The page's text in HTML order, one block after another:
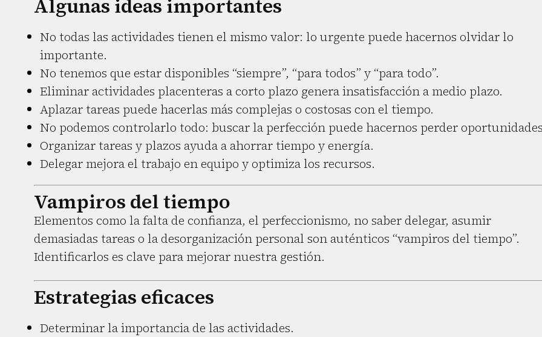
Algunas ideas importantes
No todas las actividades tienen el mismo valor: lo urgente puede hacernos olvidar lo
importante.
No tenemos que estar disponibles “siempre”, “para todos” y “para todo”.
Eliminar actividades placenteras a corto plazo genera insatisfacción a medio plazo.
Aplazar tareas puede hacerlas más complejas o costosas con el tiempo.
No podemos controlarlo todo: buscar la perfección puede hacernos perder
Organizar tareas y plazos ayuda a ahorrar tiempo y energía.
Delegar mejora el trabajo en equipo y optimiza los recursos.
Vampiros del tiempo
Elementos como la falta de confianza, el perfeccionismo, no saber delegar, asumir
demasiadas tareas o la desorganización personal son auténticos “vampiros del tiempo”.
Identificarlos es clave para mejorar nuestra gestión.
Estrategias eficaces
Determinar la importancia de las actividades.